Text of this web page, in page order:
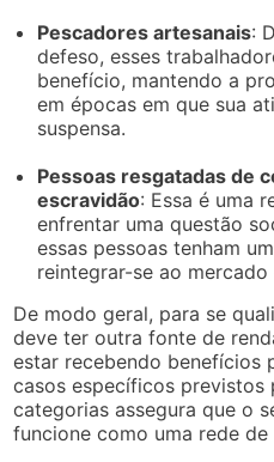
Pescadores artesanais:
defeso, esses
benefício, mantendo a
em épocas em que sua
suspensa.
Pessoas resgatadas de
escravidão: Essa é uma
enfrentar uma questão
essas pessoas tenham
reintegrar-se ao
De modo geral, para se
deve ter outra fonte de
estar recebendo benefícios
casos específicos previstos
categorias assegura que o
funcione como uma rede